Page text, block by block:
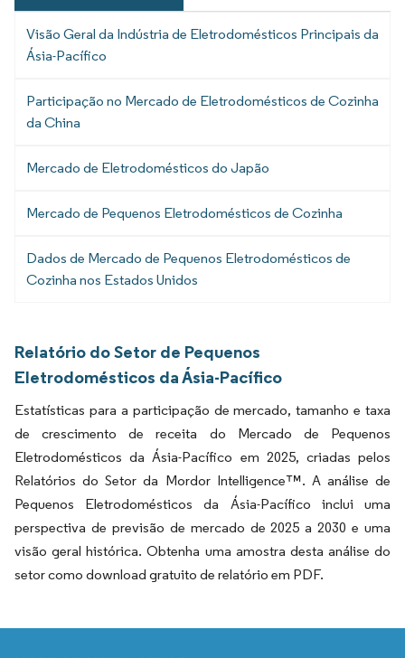
Visão Geral da Indústria de Eletrodomésticos Principais da
Ásia-Pacífico
Participação no Mercado de Eletrodomésticos de Cozinha
da China
Mercado de Eletrodomésticos do Japão
Mercado de Pequenos Eletrodomésticos de Cozinha
Dados de Mercado de Pequenos Eletrodomésticos de
Cozinha nos Estados Unidos
Relatório do Setor de Pequenos
Eletrodomésticos da Ásia-Pacífico
Estatísticas para a participação de mercado, tamanho e taxa
de crescimento de receita do Mercado de Pequenos
Eletrodomésticos da Ásia-Pacífico em 2025, criadas pelos
Relatórios do Setor da Mordor Intelligence™. A análise de
Pequenos Eletrodomésticos da Ásia-Pacífico inclui uma
perspectiva de previsão de mercado de 2025 a 2030 e uma
visão geral histórica. Obtenha uma amostra desta análise do
setor como download gratuito de relatório em PDF.